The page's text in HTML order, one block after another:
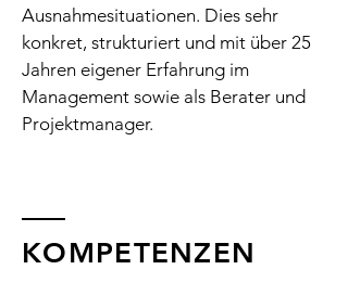
Ausnahmesituationen. Dies sehr
konkret, strukturiert und mit über 25
Jahren eigener Erfahrung im
Management sowie als Berater und
Projektmanager.
KOMPETENZEN